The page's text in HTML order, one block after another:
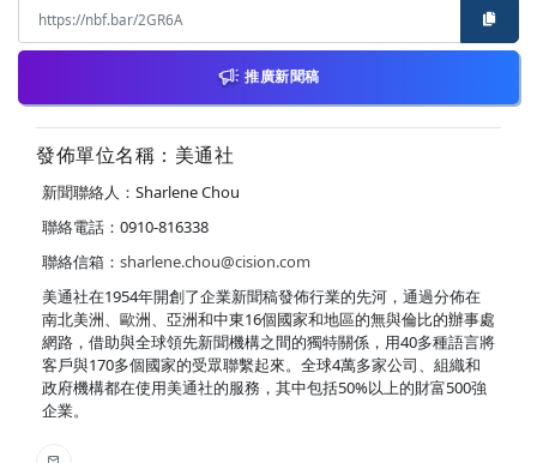
推廣新聞稿
發佈單位名稱：美通社
新聞聯絡人：Sharlene Chou
聯絡電話：0910-816338
聯絡信箱： sharlene.chou@cision.com
美通社在1954年開創了企業新聞稿發佈行業的先河，通過分佈在
南北美洲、歐洲、亞洲和中東16個國家和地區的無與倫比的辦事處
網路，借助與全球領先新聞機構之間的獨特關係，用40多種語言將
客戶與170多個國家的受眾聯繫起來。全球4萬多家公司、組織和
政府機構都在使用美通社的服務，其中包括50%以上的財富500強
企業。